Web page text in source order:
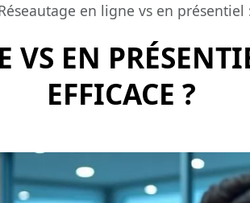
en ligne vs en
VS EN
EFFICACE ?